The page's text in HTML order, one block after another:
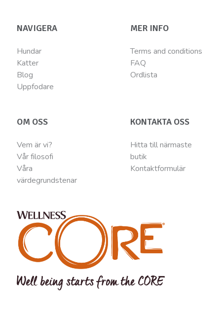
NAVIGERA
Hundar
Katter
Blog
Uppfodare
MER INFO
Terms and conditions
FAQ
Ordlista
OM OSS
Vem är vi?
Vår filosofi
Våra
värdegrundstenar
KONTAKTA OSS
Hitta till närmaste
butik
Kontaktformulär